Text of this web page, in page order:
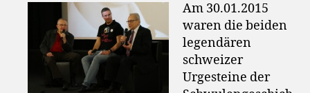
Am 30.01.2015
waren die beiden
legendären
schweizer
Urgesteine der